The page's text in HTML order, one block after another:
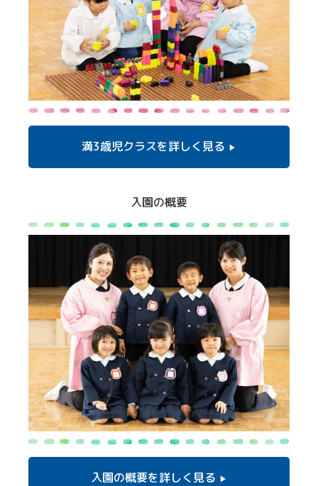
満3歳児クラスを詳しく見る
入園の概要
入園の概要を詳しく見る